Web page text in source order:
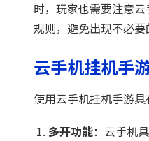
时，玩家也需要注意
规则，避免出现不必要
云手机挂机手
使用云手机挂机手游具
1. 多开功能：云手机